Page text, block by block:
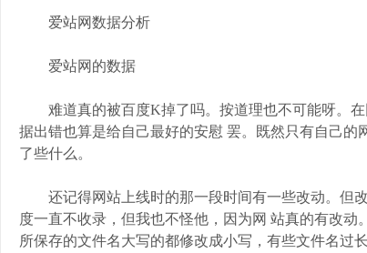
爱站网数据分析
爱站网的数据
难道真的被百度K掉了吗。按道理也不可能呀。在
据出错也算是给自己最好的安慰 罢。既然只有自己
了些什么。
还记得网站上线时的那一段时间有一些改动。但改
度一直不收录，但我也不怪他，因为网 站真的有改
所保存的文件名大写的都修改成小写，有些文件名过